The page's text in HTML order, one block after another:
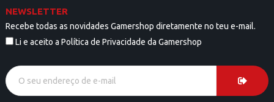
NEWSLETTER
Recebe todas as novidades Gamershop diretamente no teu e-mail.
Li e aceito a Política de Privacidade da Gamershop